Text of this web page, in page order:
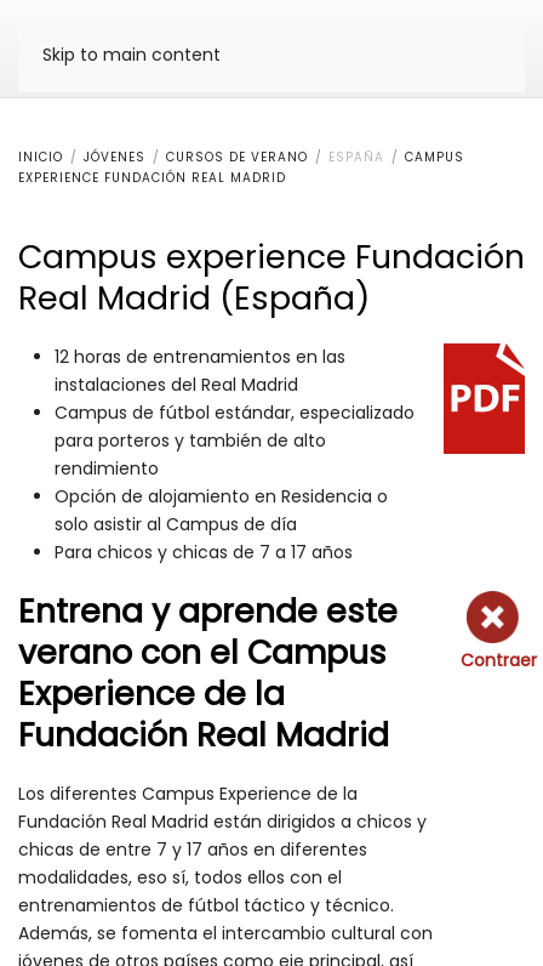
Skip to main content
INICIO JÓVENES CURSOS DE VERANO ESPAÑA
CAMPUS
EXPERIENCE FUNDACIÓN REAL MADRID
Campus experience Fundación
Real Madrid (España)
12 horas de entrenamientos en las
instalaciones del Real Madrid
Campus de fútbol estándar, especializado
para porteros y también de alto
rendimiento
Opción de alojamiento en Residencia o
solo asistir al Campus de día
Para chicos y chicas de 7 a 17 años
Entrena y aprende este
verano con el Campus
Experience de la
Fundación Real Madrid
Los diferentes Campus Experience de la
Fundación Real Madrid están dirigidos a chicos y
chicas de entre 7 y 17 años en diferentes
modalidades, eso sí, todos ellos con el
entrenamientos de fútbol táctico y técnico.
Además, se fomenta el intercambio cultural con
jóvenes de otros países como eje principal, así
Contraer